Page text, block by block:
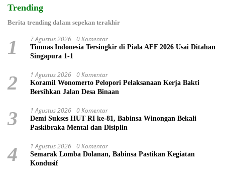
Trending
Berita trending dalam sepekan terakhir
1 7 Agustus 2026 0 Komentar
Timnas Indonesia Tersingkir di Piala AFF 2026 Usai Ditahan
Singapura 1-1
2 1 Agustus 2026 0 Komentar
Koramil Wonomerto Pelopori Pelaksanaan Kerja Bakti
Bersihkan Jalan Desa Binaan
3 1 Agustus 2026 0 Komentar
Demi Sukses HUT RI ke-81, Babinsa Winongan Bekali
Paskibraka Mental dan Disiplin
4 1 Agustus 2026 0 Komentar
Semarak Lomba Dolanan, Babinsa Pastikan Kegiatan
Kondusif